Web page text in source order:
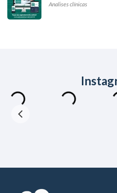
Analises clínicas